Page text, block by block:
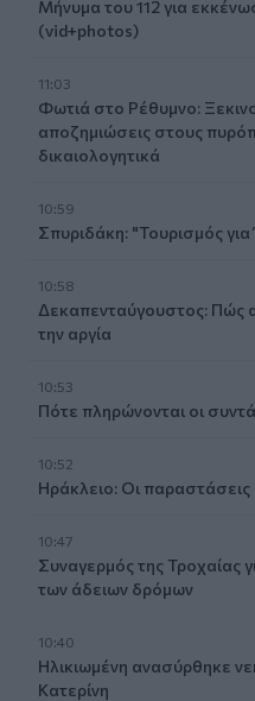
Μήνυμα του 112 για
(vid+photos)
11:03
Φωτιά στο Ρέθυμνο:
αποζημιώσεις στους
δικαιολογητικά
10:59
Σπυριδάκη: "Τουρισμός
10:58
Δεκαπενταύγουστος: Πώς
την αργία
10:53
Πότε πληρώνονται οι
10:52
Ηράκλειο: Οι
10:47
Συναγερμός της Τροχαίας
των άδειων δρόμων
10:40
Ηλικιωμένη ανασύρθηκε
Κατερίνη